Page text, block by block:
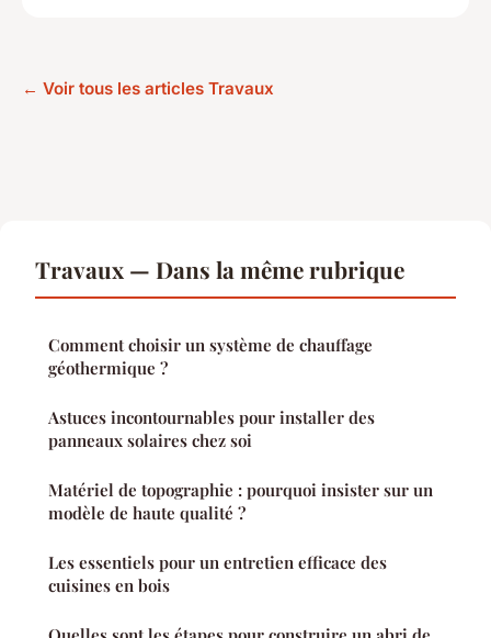
← Voir tous les articles Travaux
Travaux — Dans la même rubrique
Comment choisir un système de chauffage
géothermique ?
Astuces incontournables pour installer des
panneaux solaires chez soi
Matériel de topographie : pourquoi insister sur un
modèle de haute qualité ?
Les essentiels pour un entretien efficace des
cuisines en bois